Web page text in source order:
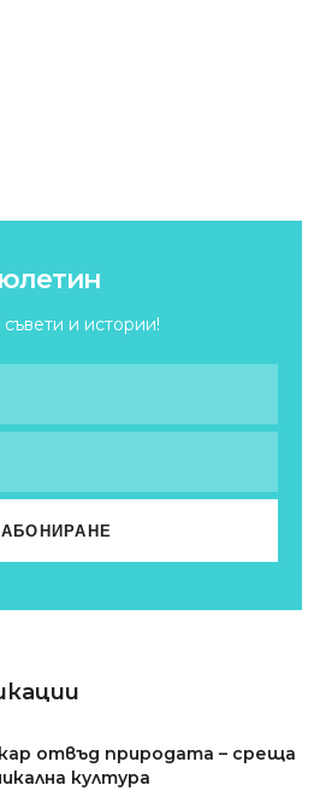
и истории!
отвъд природата – среща
култура